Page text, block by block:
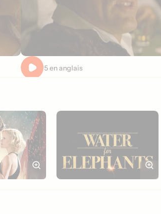
Extrait 5 en anglais